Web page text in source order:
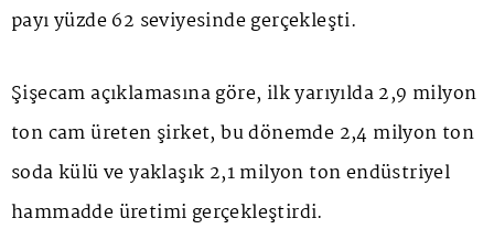
payı yüzde 62 seviyesinde gerçekleşti.
Şişecam açıklamasına göre, ilk yarıyılda 2,9 milyon
ton cam üreten şirket, bu dönemde 2,4 milyon ton
soda külü ve yaklaşık 2,1 milyon ton endüstriyel
hammadde üretimi gerçekleştirdi.